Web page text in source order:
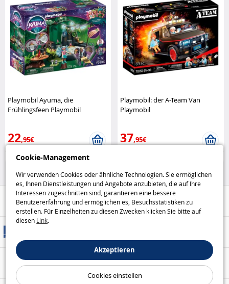
Cookie-Management
Wir verwenden Cookies oder ähnliche Technologien. Sie ermöglichen
es, Ihnen Dienstleistungen und Angebote anzubieten, die auf Ihre
Interessen zugeschnitten sind, garantieren eine bessere
Benutzererfahrung und ermöglichen es, Besuchsstatistiken zu
erstellen. Für Einzelheiten zu diesen Zwecken klicken Sie bitte auf
diesen Link.
Akzeptieren
Cookies einstellen
Playmobil Ayuma, die
Frühlingsfeen Playmobil
22,95€
Playmobil
Playmobil: der A-Team Van
Playmobil
37,95€
Hilfe / Kontakt
Sicheres Bezahlen